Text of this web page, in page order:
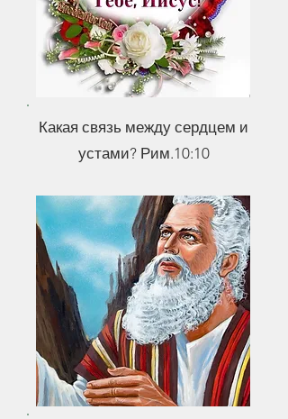
Какая связь между сердцем и
устами? Рим.10:10